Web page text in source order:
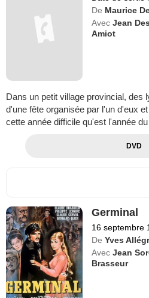
De Maurice
Avec Jean
Amiot
Dans un petit village provincial, des
d'une fête organisée par l'un d'eux
cette année difficile qu'est l'année
DVD
Germinal
16 septembre
De Yves
Avec Jean
Brasseur